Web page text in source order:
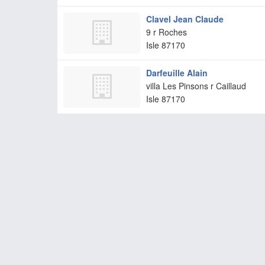
Clavel Jean Claude
9 r Roches
Isle 87170
Darfeuille Alain
villa Les Pinsons r Caillaud
Isle 87170